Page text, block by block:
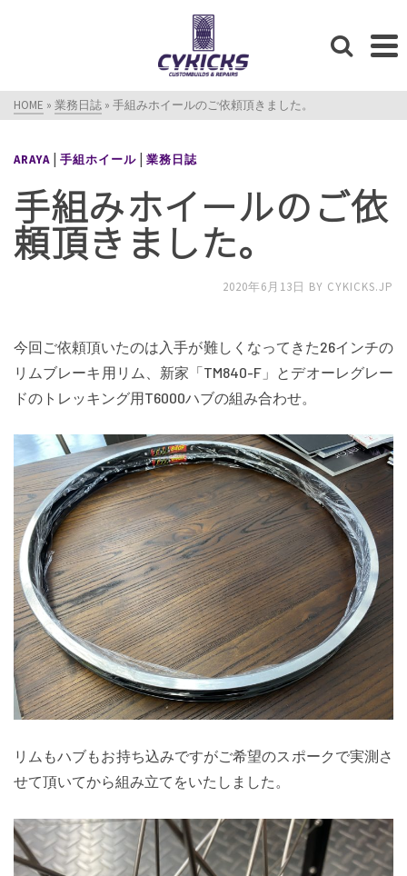
HOME » 業務日誌 » 手組みホイールのご依頼頂きました。
ARAYA | 手組ホイール | 業務日誌
手組みホイールのご依
頼頂きました。
2020年6月13日 BY CYKICKS.JP
今回ご依頼頂いたのは入手が難しくなってきた26インチの
リムブレーキ用リム、新家「TM840-F」とデオーレグレー
ドのトレッキング用T6000ハブの組み合わせ。
リムもハブもお持ち込みですがご希望のスポークで実測さ
せて頂いてから組み立てをいたしました。